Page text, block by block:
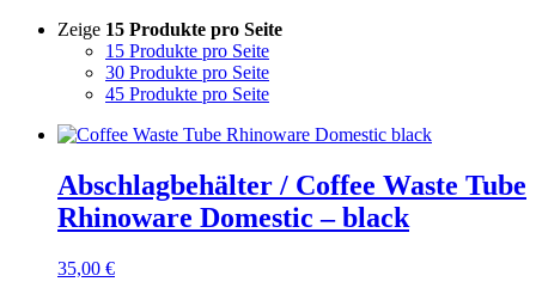
Zeige 15 Produkte pro Seite
15 Produkte pro Seite
30 Produkte pro Seite
45 Produkte pro Seite
Abschlagbehälter / Coffee Waste Tube
Rhinoware Domestic – black
35,00 €